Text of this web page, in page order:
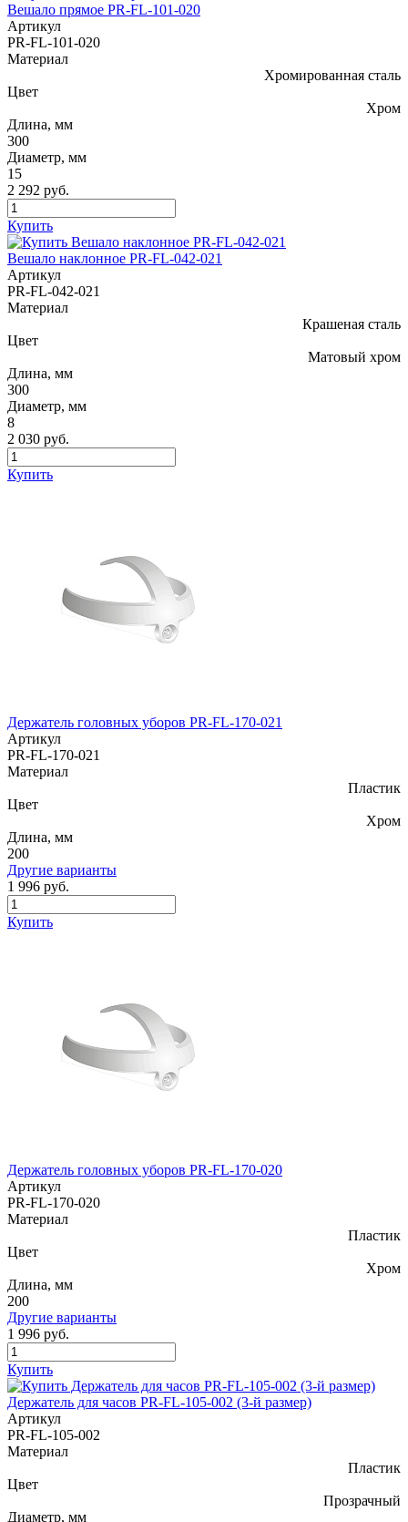
Вешало прямое PR-FL-101-020
Артикул
PR-FL-101-020
Материал
Хромированная сталь
Цвет
Хром
Длина, мм
300
Диаметр, мм
15
2 292 руб.
Купить
Вешало наклонное PR-FL-042-021
Артикул
PR-FL-042-021
Материал
Крашеная сталь
Цвет
Матовый хром
Длина, мм
300
Диаметр, мм
8
2 030 руб.
Купить
Держатель головных уборов PR-FL-170-021
Артикул
PR-FL-170-021
Материал
Пластик
Цвет
Хром
Длина, мм
200
Другие варианты
1 996 руб.
Купить
Держатель головных уборов PR-FL-170-020
Артикул
PR-FL-170-020
Материал
Пластик
Цвет
Хром
Длина, мм
200
Другие варианты
1 996 руб.
Купить
Держатель для часов PR-FL-105-002 (3-й размер)
Артикул
PR-FL-105-002
Материал
Пластик
Цвет
Прозрачный
Диаметр, мм